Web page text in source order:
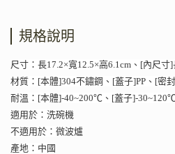
規格說明
尺寸：長17.2×寬12.5×高6.1cm、[內尺寸
材質：[本體]304不鏽鋼、[蓋子]PP、[密
耐溫：[本體]-40~200℃、[蓋子]-30~120℃
適用於：洗碗機
不適用於：微波爐
產地：中國